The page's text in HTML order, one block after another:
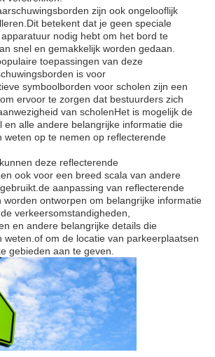
zijn ook ongelooflijk
betekent dat je geen speciale
nodig hebt om het bord te
snel en gemakkelijk worden gedaan.
toepassingen van deze
is voor
symboolborden voor scholen zijn een
ervoor te zorgen dat bestuurders zich
van scholenHet is mogelijk de
en alle andere belangrijke informatie die
weten op te nemen op reflecterende
deze reflecterende
ook voor een breed scala van andere
aanpassing van reflecterende
worden ontworpen om belangrijke informatie
verkeersomstandigheden,
en andere belangrijke details die
weten.of om de locatie van parkeerplaatsen
gebieden aan te geven.